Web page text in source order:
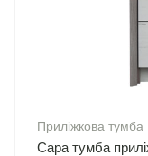
Приліжкова тумба
Сара тумба